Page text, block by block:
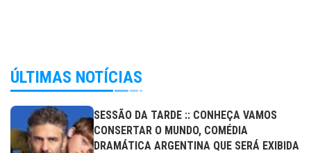
ÚLTIMAS NOTÍCIAS
SESSÃO DA TARDE :: CONHEÇA VAMOS
CONSERTAR O MUNDO, COMÉDIA
DRAMÁTICA ARGENTINA QUE SERÁ EXIBIDA